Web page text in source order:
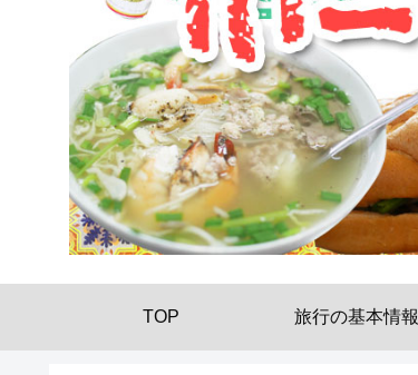
TOP 旅行の基本情報